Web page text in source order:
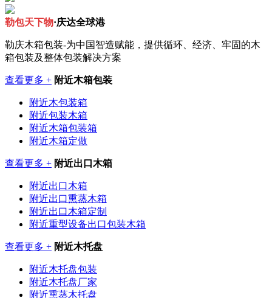
勒包天下物·庆达全球港
勒庆木箱包装-为中国智造赋能，提供循环、经济、牢固的木
箱包装及整体包装解决方案
查看更多 + 附近木箱包装
附近木包装箱
附近包装木箱
附近木箱包装箱
附近木箱定做
查看更多 + 附近出口木箱
附近出口木箱
附近出口熏蒸木箱
附近出口木箱定制
附近重型设备出口包装木箱
查看更多 + 附近木托盘
附近木托盘包装
附近木托盘厂家
附近熏蒸木托盘